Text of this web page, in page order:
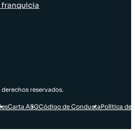
franquicia
derechos reservados.
Carta ASGCódigo de ConductaPolítica de